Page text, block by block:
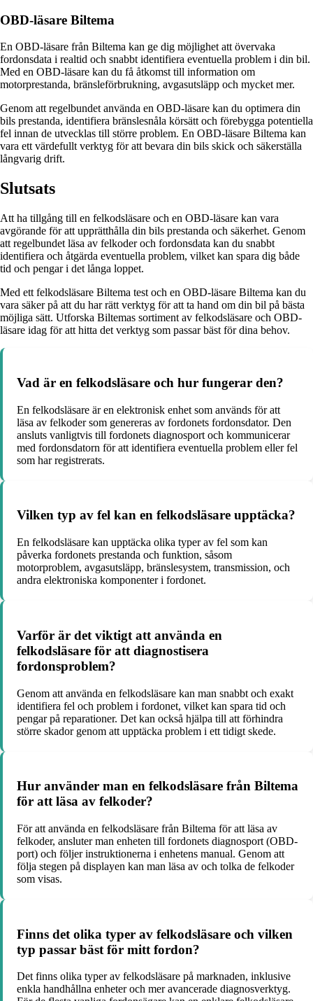
OBD-läsare Biltema
En OBD-läsare från Biltema kan ge dig möjlighet att övervaka
fordonsdata i realtid och snabbt identifiera eventuella problem i din bil.
Med en OBD-läsare kan du få åtkomst till information om
motorprestanda, bränsleförbrukning, avgasutsläpp och mycket mer.
Genom att regelbundet använda en OBD-läsare kan du optimera din
bils prestanda, identifiera bränslesnåla körsätt och förebygga potentiella
fel innan de utvecklas till större problem. En OBD-läsare Biltema kan
vara ett värdefullt verktyg för att bevara din bils skick och säkerställa
långvarig drift.
Slutsats
Att ha tillgång till en felkodsläsare och en OBD-läsare kan vara
avgörande för att upprätthålla din bils prestanda och säkerhet. Genom
att regelbundet läsa av felkoder och fordonsdata kan du snabbt
identifiera och åtgärda eventuella problem, vilket kan spara dig både
tid och pengar i det långa loppet.
Med ett felkodsläsare Biltema test och en OBD-läsare Biltema kan du
vara säker på att du har rätt verktyg för att ta hand om din bil på bästa
möjliga sätt. Utforska Biltemas sortiment av felkodsläsare och OBD-
läsare idag för att hitta det verktyg som passar bäst för dina behov.
Vad är en felkodsläsare och hur fungerar den?
En felkodsläsare är en elektronisk enhet som används för att
läsa av felkoder som genereras av fordonets fordonsdator. Den
ansluts vanligtvis till fordonets diagnosport och kommunicerar
med fordonsdatorn för att identifiera eventuella problem eller fel
som har registrerats.
Vilken typ av fel kan en felkodsläsare upptäcka?
En felkodsläsare kan upptäcka olika typer av fel som kan
påverka fordonets prestanda och funktion, såsom
motorproblem, avgasutsläpp, bränslesystem, transmission, och
andra elektroniska komponenter i fordonet.
Varför är det viktigt att använda en
felkodsläsare för att diagnostisera
fordonsproblem?
Genom att använda en felkodsläsare kan man snabbt och exakt
identifiera fel och problem i fordonet, vilket kan spara tid och
pengar på reparationer. Det kan också hjälpa till att förhindra
större skador genom att upptäcka problem i ett tidigt skede.
Hur använder man en felkodsläsare från Biltema
för att läsa av felkoder?
För att använda en felkodsläsare från Biltema för att läsa av
felkoder, ansluter man enheten till fordonets diagnosport (OBD-
port) och följer instruktionerna i enhetens manual. Genom att
följa stegen på displayen kan man läsa av och tolka de felkoder
som visas.
Finns det olika typer av felkodsläsare och vilken
typ passar bäst för mitt fordon?
Det finns olika typer av felkodsläsare på marknaden, inklusive
enkla handhållna enheter och mer avancerade diagnosverktyg.